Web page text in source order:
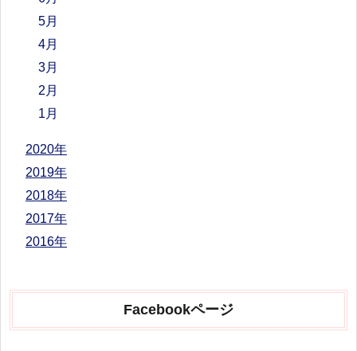
5月
4月
3月
2月
1月
2020年
2019年
2018年
2017年
2016年
Facebookページ